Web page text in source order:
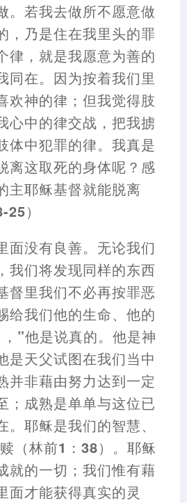
。若我去做所不愿意做
， 乃是住在我里头的罪
律 ， 就是我愿意为善的
同在。因为按着我们里
欢神的律 ； 但我觉得肢
心中的律交战 ， 把我掳
体中犯罪的律。我真是
离这取死的身体呢 ？ 感
主耶稣基督就能脱离
25）
面没有良善。无论我们
， 我们将发现同样的东西
督里我们不必再按罪恶
给我们他的生命、他的
， ”他是说真的。他是神
是天父试图在我们当中
并非藉由努力达到一定
； 成熟是单单与这位已
。耶稣是我们的智慧、
（林前1 ： 38） 。耶稣
就的一切 ； 我们惟有藉
面才能获得真实的灵